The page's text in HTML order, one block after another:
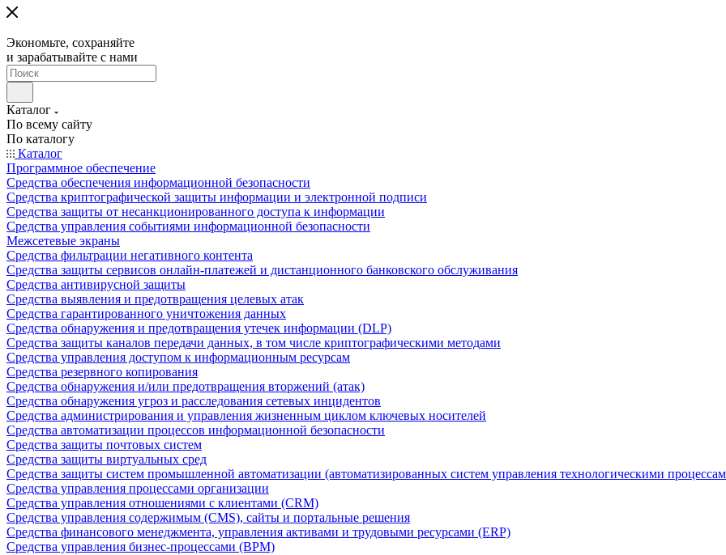
Экономьте, сохраняйте
и зарабатывайте с нами
Каталог
По всему сайту
По каталогу
Каталог
Программное обеспечение
Средства обеспечения информационной безопасности
Средства криптографической защиты информации и электронной подписи
Средства защиты от несанкционированного доступа к информации
Средства управления событиями информационной безопасности
Межсетевые экраны
Средства фильтрации негативного контента
Средства защиты сервисов онлайн-платежей и дистанционного банковского обслуживания
Средства антивирусной защиты
Средства выявления и предотвращения целевых атак
Средства гарантированного уничтожения данных
Средства обнаружения и предотвращения утечек информации (DLP)
Средства защиты каналов передачи данных, в том числе криптографическими методами
Средства управления доступом к информационным ресурсам
Средства резервного копирования
Средства обнаружения и/или предотвращения вторжений (атак)
Средства обнаружения угроз и расследования сетевых инцидентов
Средства администрирования и управления жизненным циклом ключевых носителей
Средства автоматизации процессов информационной безопасности
Средства защиты почтовых систем
Средства защиты виртуальных сред
Средства защиты систем промышленной автоматизации (автоматизированных систем управления технологическими
Средства управления процессами организации
Средства управления отношениями с клиентами (CRM)
Средства управления содержимым (CMS), сайты и портальные решения
Средства финансового менеджмента, управления активами и трудовыми ресурсами (ERP)
Средства управления бизнес-процессами (BPM)